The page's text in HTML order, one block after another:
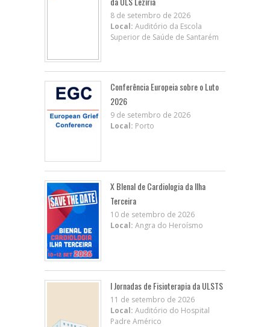
8 de setembro de 2026
Local: Auditório da Escola
Superior de Saúde de Santarém
Conferência Europeia sobre o Luto
2026
9 de setembro de 2026
Local: Porto
X BIenal de Cardiologia da Ilha
Terceira
10 de setembro de 2026
Local: Angra do Heroísmo
I Jornadas de Fisioterapia da ULSTS
11 de setembro de 2026
Local: Auditório do Hospital
Padre Américo